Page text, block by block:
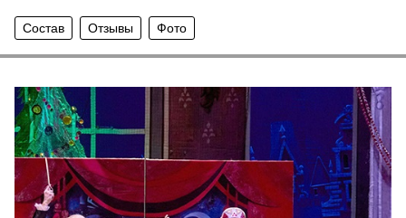
Состав Отзывы Фото